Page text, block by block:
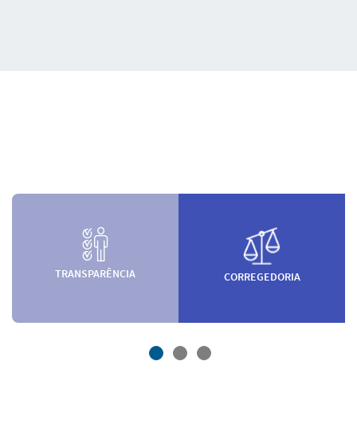
TRANSPARÊNCIA CORREGEDORIA